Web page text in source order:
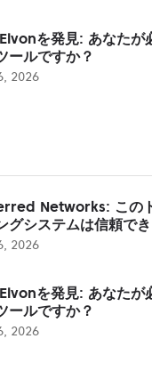
を発見: あなたが
ールですか？
2026
Networks: この
グシステムは信頼で
2026
を発見: あなたが
ールですか？
2026